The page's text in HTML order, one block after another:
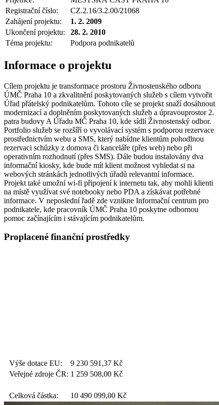
Registrační číslo:
CZ.2.16/3.2.00/21068
Zahájení projektu:
1. 2. 2009
Ukončení projektu:
28. 2. 2010
Téma projektu:
Podpora podnikatelů
Informace o projektu
Cílem projektu je transformace prostoru Živnostenského odboru
ÚMČ Praha 10 a zkvalitnění poskytovaných služeb s cílem vytvořit
Úřad přátelský podnikatelům. Tohoto cíle se projekt snaží dosáhnout
modernizací a doplněním poskytovaných služeb a úpravouprostor 2.
patra budovy A Úřadu MČ Praha 10, kde sídlí Živnostenský odbor.
Portfolio služeb se rozšíří o vyvolávací systém s podporou rezervace
prostřednictvím webu a SMS, který nabídne klientům pohodlnou
rezervaci schůzky z domova či kanceláře (přes web) nebo při
operativním rozhodnutí (přes SMS). Dále budou instalovány dva
informační kiosky, kde bude mít klient možnost vyhledat si na
webových stránkách jednotlivých úřadů relevantní informace.
Projekt také umožní wi-fi připojení k internetu tak, aby mohli klienti
na místě využívat své notebooky nebo PDA a získávat potřebné
informace. V neposlední řadě zde vznikne Informační centrum pro
podnikatele, kde pracovník ÚMČ Praha 10 poskytne odbornou
pomoc začínajícím i stávajícím podnikatelům.
Proplacené finanční prostředky
Výše dotace EU: 9 230 591,37 Kč
Veřejné zdroje ČR: 1 259 508,00 Kč
Celková částka: 10 490 099,00 Kč